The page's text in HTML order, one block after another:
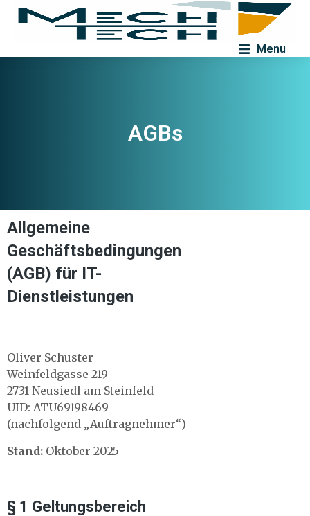
Menu
AGBs
Allgemeine
Geschäftsbedingungen
(AGB) für IT-
Dienstleistungen
Oliver Schuster
Weinfeldgasse 219
2731 Neusiedl am Steinfeld
UID: ATU69198469
(nachfolgend „Auftragnehmer“)
Stand: Oktober 2025
§ 1 Geltungsbereich